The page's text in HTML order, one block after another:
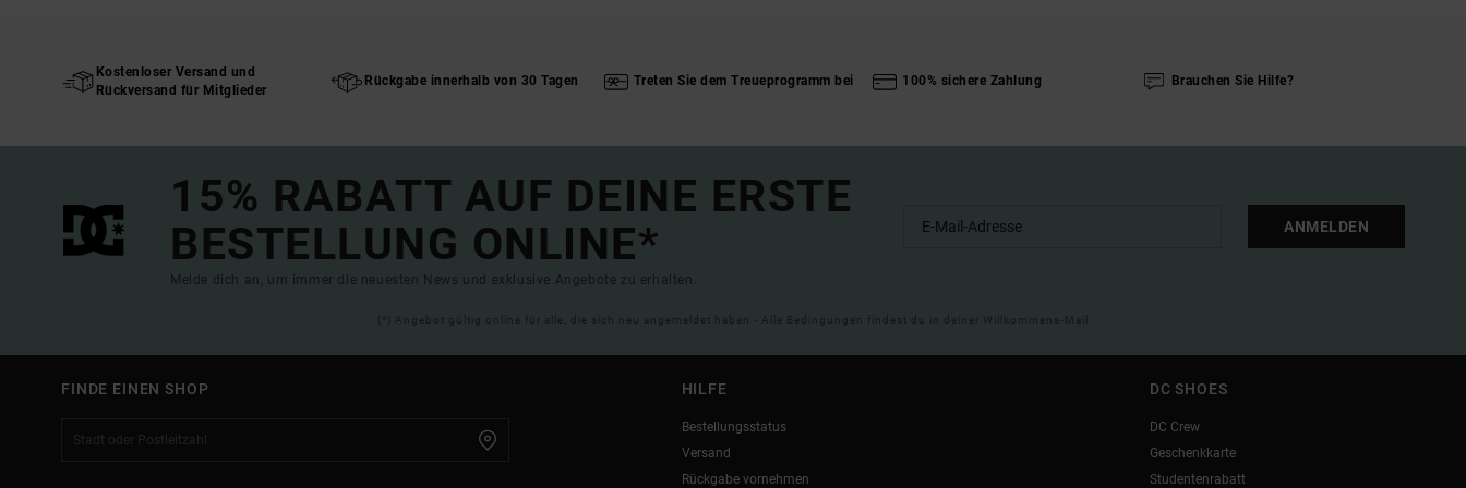
Kostenloser Versand und
Rückversand für Mitglieder
Rückgabe innerhalb von 30 Tagen Treten Sie dem Treueprogramm bei 100% sichere Zahlung Brauchen Sie Hilfe?
15% RABATT AUF DEINE ERSTE
BESTELLUNG ONLINE*
Melde dich an, um immer die neuesten News und exklusive Angebote zu erhalten.
ANMELDEN
(*) Angebot gültig online für alle, die sich neu angemeldet haben - Alle Bedingungen findest du in deiner Willkommens-Mail
FINDE EINEN SHOP HILFE
Bestellungsstatus
Versand
Rückgabe vornehmen
DC SHOES
DC Crew
Geschenkkarte
Studentenrabatt